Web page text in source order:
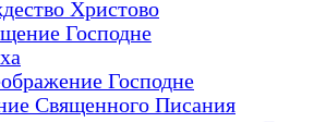
Христово
Господне
Господне
Священного Писания